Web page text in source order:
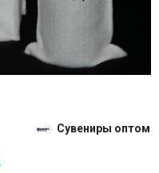
Сувениры оптом